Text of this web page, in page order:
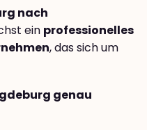
nach
ein professionelles
, das sich um
genau